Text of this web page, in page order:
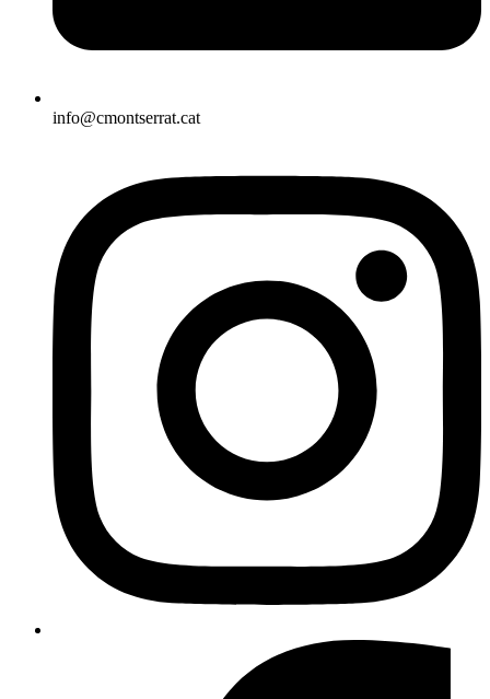
info@cmontserrat.cat